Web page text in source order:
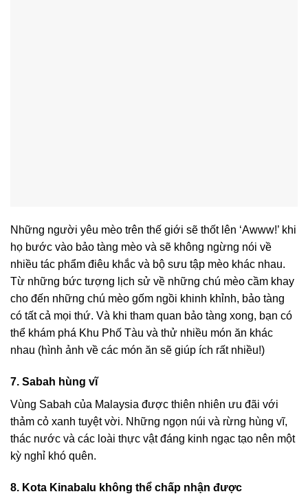
Những người yêu mèo trên thế giới sẽ thốt lên ‘Awww!’ khi
họ bước vào bảo tàng mèo và sẽ không ngừng nói về
nhiều tác phẩm điêu khắc và bộ sưu tập mèo khác nhau.
Từ những bức tượng lịch sử về những chú mèo cầm khay
cho đến những chú mèo gốm ngồi khinh khỉnh, bảo tàng
có tất cả mọi thứ. Và khi tham quan bảo tàng xong, bạn có
thể khám phá Khu Phố Tàu và thử nhiều món ăn khác
nhau (hình ảnh về các món ăn sẽ giúp ích rất nhiều!)
7. Sabah hùng vĩ
Vùng Sabah của Malaysia được thiên nhiên ưu đãi với
thảm cỏ xanh tuyệt vời. Những ngọn núi và rừng hùng vĩ,
thác nước và các loài thực vật đáng kinh ngạc tạo nên một
kỳ nghỉ khó quên.
8. Kota Kinabalu không thể chấp nhận được